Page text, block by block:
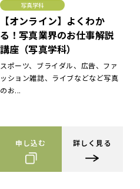
写真学科
【オンライン】よくわか
る！写真業界のお仕事解説
講座（写真学科）
スポーツ、ブライダル、広告、ファ
ッション雑誌、ライブなどなど写真
のお...
申し込む 詳しく見る